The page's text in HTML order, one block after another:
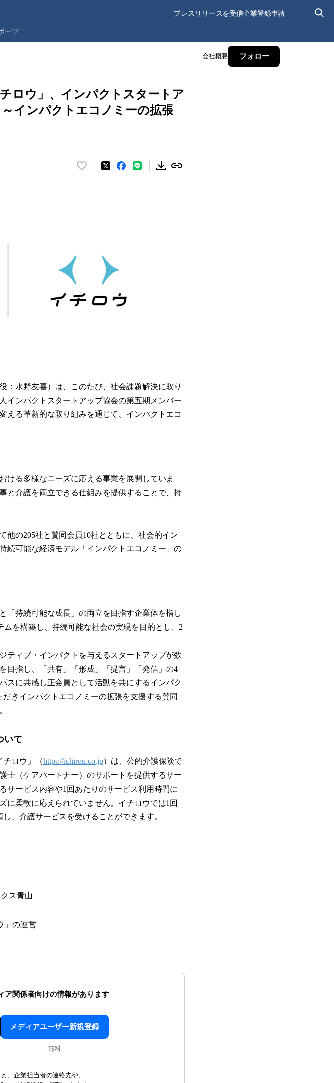
プレスリリースを受信企業登録申請
ーツ
会社概要 フォロー
ロウ」、インパクトスタートア
インパクトエコノミーの拡張
い
す
：水野友喜）は、このたび、社会課題解決に取り
インパクトスタートアップ協会の第五期メンバー
える革新的な取り組みを通じて、インパクトエコ
ける多様なニーズに応える事業を展開していま
と介護を両立できる仕組みを提供することで、持
他の205社と賛同会員10社とともに、社会的イン
続可能な経済モデル「インパクトエコノミー」の
「持続可能な成長」の両立を目指す企業体を指し
を構築し、持続可能な社会の実現を目的とし、2
ティブ・インパクトを与えるスタートアップが数
目指し、「共有」「形成」「提言」「発信」の4
スに共感し正会員として活動を共にするインパク
きインパクトエコノミーの拡張を支援する賛同
いて
チロウ」（https://ichirou.co.jp）は、公的介護保険で
士（ケアパートナー）のサポートを提供するサー
サービス内容や1回あたりのサービス利用時間に
に柔軟に応えられていません。イチロウでは1回
、介護サービスを受けることができます。
ス青山
」の運営
ア関係者向けの情報があります
メディアユーザー新規登録
無料
、企業担当者の連絡先や、